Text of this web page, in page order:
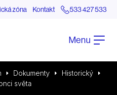
zóna Kontakt 533 427 533
Menu
Dokumenty
Historický
světa